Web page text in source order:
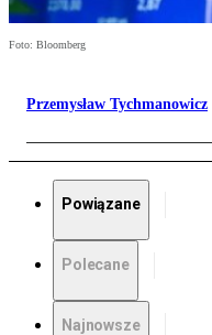
Foto: Bloomberg
Przemysław Tychmanowicz
Powiązane
Polecane
Najnowsze